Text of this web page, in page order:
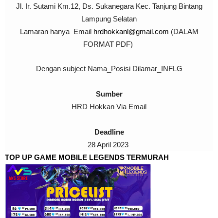
Jl. Ir. Sutami Km.12, Ds. Sukanegara Kec. Tanjung Bintang
Lampung Selatan
Lamaran hanya Email hrdhokkanl@gmail.com (DALAM
FORMAT PDF)
Dengan subject Nama_Posisi Dilamar_INFLG
Sumber
HRD Hokkan Via Email
Deadline
28 April 2023
TOP UP GAME MOBILE LEGENDS TERMURAH